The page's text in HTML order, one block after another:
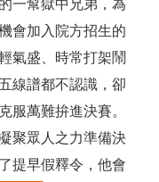
會加入院方招生的
氣盛、時常打架鬧
線譜都不認識，卻
服萬難拚進決賽。
聚眾人之力準備決
提早假釋令，他會